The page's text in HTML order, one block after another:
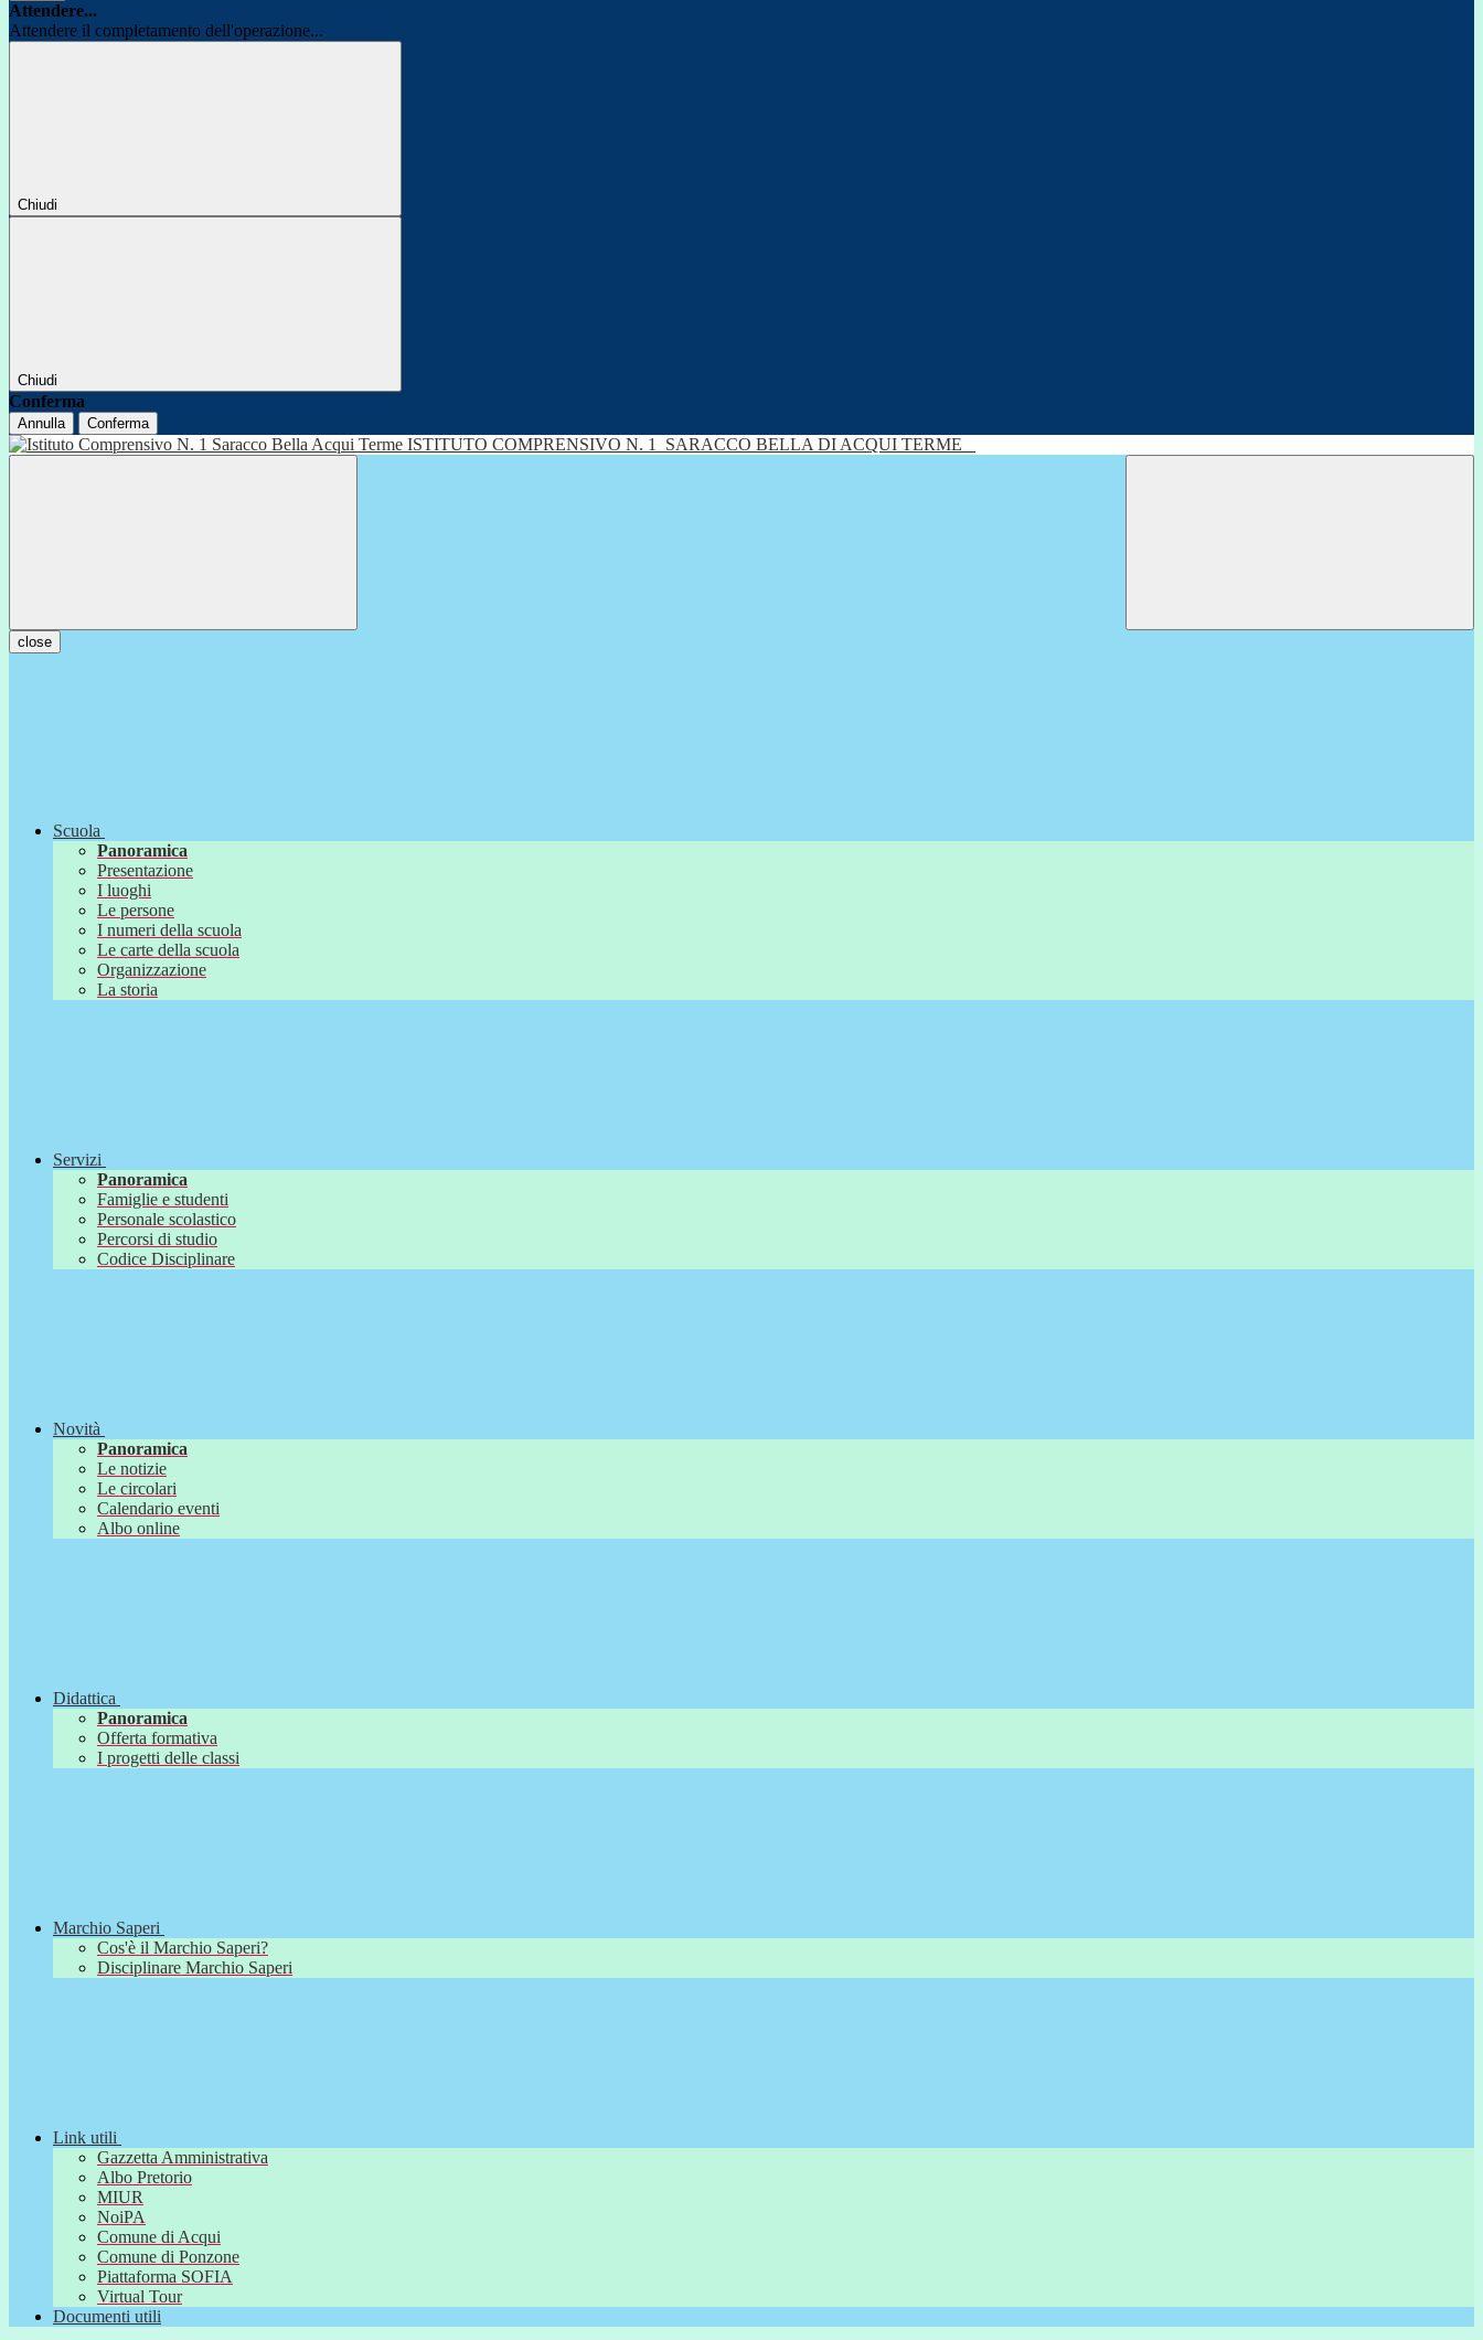
Attendere...
Attendere il completamento dell'operazione...
Chiudi
Chiudi
Conferma
Annulla Conferma
ISTITUTO COMPRENSIVO N. 1 SARACCO BELLA DI ACQUI TERME
close
Scuola
Panoramica
Presentazione
I luoghi
Le persone
I numeri della scuola
Le carte della scuola
Organizzazione
La storia
Servizi
Panoramica
Famiglie e studenti
Personale scolastico
Percorsi di studio
Codice Disciplinare
Novità
Panoramica
Le notizie
Le circolari
Calendario eventi
Albo online
Didattica
Panoramica
Offerta formativa
I progetti delle classi
Marchio Saperi
Cos'è il Marchio Saperi?
Disciplinare Marchio Saperi
Link utili
Gazzetta Amministrativa
Albo Pretorio
MIUR
NoiPA
Comune di Acqui
Comune di Ponzone
Piattaforma SOFIA
Virtual Tour
Documenti utili